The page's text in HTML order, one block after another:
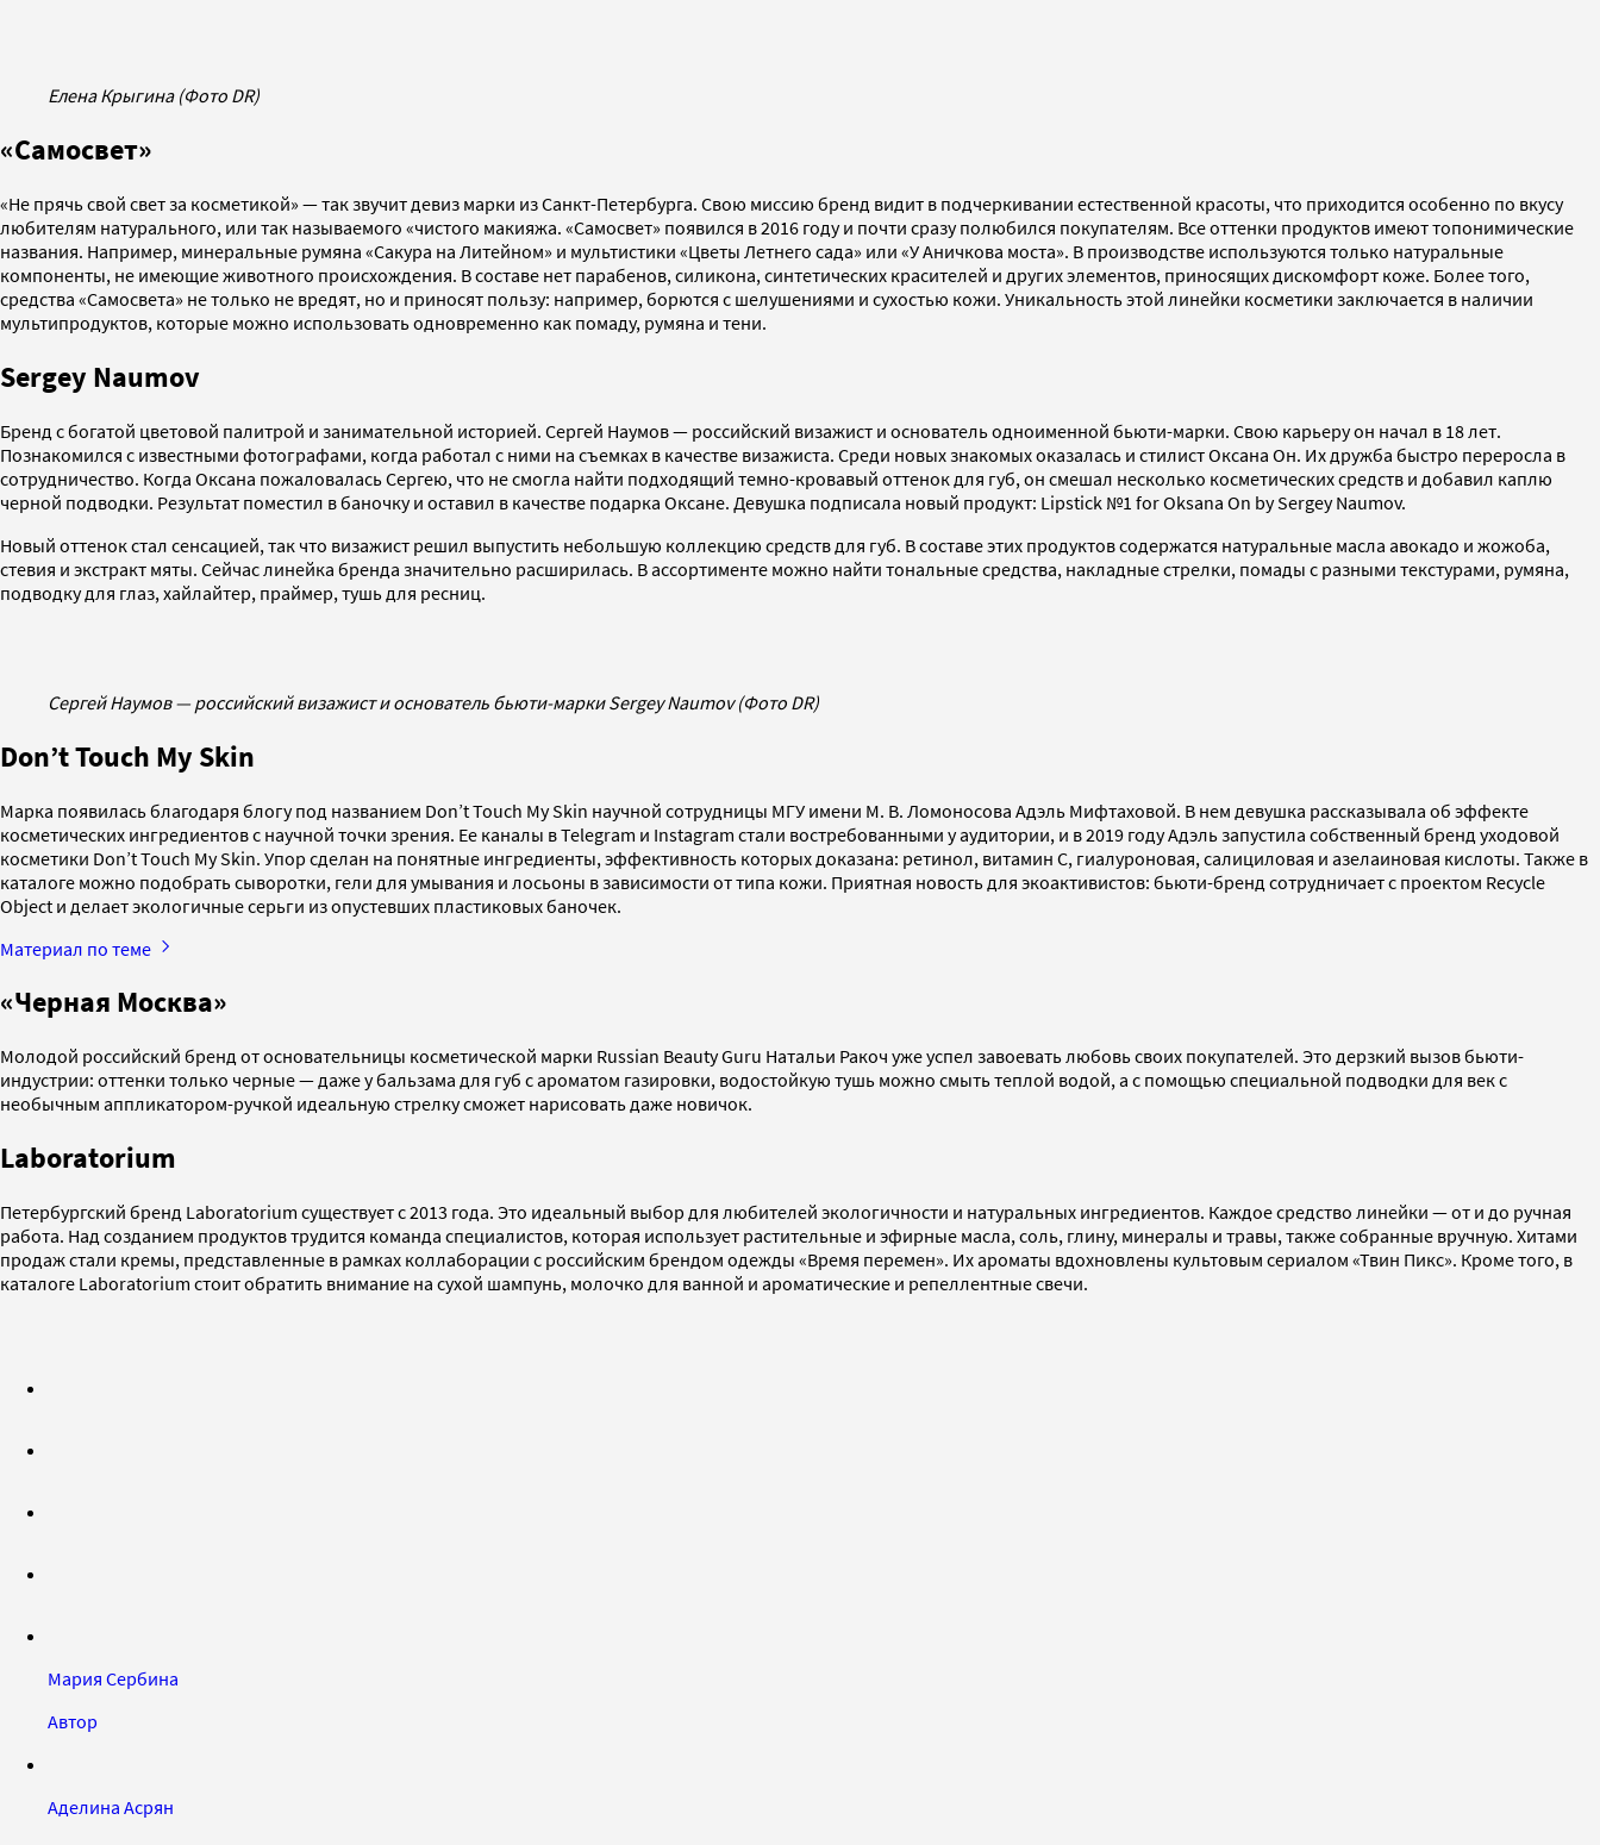
Елена Крыгина (Фото DR)
«Самосвет»
«Не прячь свой свет за косметикой» — так звучит девиз марки из Санкт-Петербурга. Свою миссию бренд видит в подчеркивании естественной красоты, что приходится особенно по вкусу
любителям натурального, или так называемого «чистого макияжа. «Самосвет» появился в 2016 году и почти сразу полюбился покупателям. Все оттенки продуктов имеют топонимические
названия. Например, минеральные румяна «Сакура на Литейном» и мультистики «Цветы Летнего сада» или «У Аничкова моста». В производстве используются только натуральные
компоненты, не имеющие животного происхождения. В составе нет парабенов, силикона, синтетических красителей и других элементов, приносящих дискомфорт коже. Более того,
средства «Самосвета» не только не вредят, но и приносят пользу: например, борются с шелушениями и сухостью кожи. Уникальность этой линейки косметики заключается в наличии
мультипродуктов, которые можно использовать одновременно как помаду, румяна и тени.
Sergey Naumov
Бренд с богатой цветовой палитрой и занимательной историей. Сергей Наумов — российский визажист и основатель одноименной бьюти-марки. Свою карьеру он начал в 18 лет.
Познакомился с известными фотографами, когда работал с ними на съемках в качестве визажиста. Среди новых знакомых оказалась и стилист Оксана Он. Их дружба быстро переросла в
сотрудничество. Когда Оксана пожаловалась Сергею, что не смогла найти подходящий темно-кровавый оттенок для губ, он смешал несколько косметических средств и добавил каплю
черной подводки. Результат поместил в баночку и оставил в качестве подарка Оксане. Девушка подписала новый продукт: Lipstick №1 for Oksana On by Sergey Naumov.
Новый оттенок стал сенсацией, так что визажист решил выпустить небольшую коллекцию средств для губ. В составе этих продуктов содержатся натуральные масла авокадо и жожоба,
стевия и экстракт мяты. Сейчас линейка бренда значительно расширилась. В ассортименте можно найти тональные средства, накладные стрелки, помады с разными текстурами, румяна,
подводку для глаз, хайлайтер, праймер, тушь для ресниц.
Сергей Наумов — российский визажист и основатель бьюти-марки Sergey Naumov (Фото DR)
Don’t Touch My Skin
Марка появилась благодаря блогу под названием Don’t Touch My Skin научной сотрудницы МГУ имени М. В. Ломоносова Адэль Мифтаховой. В нем девушка рассказывала об эффекте
косметических ингредиентов с научной точки зрения. Ее каналы в Telegram и Instagram стали востребованными у аудитории, и в 2019 году Адэль запустила собственный бренд уходовой
косметики Don’t Touch My Skin. Упор сделан на понятные ингредиенты, эффективность которых доказана: ретинол, витамин С, гиалуроновая, салициловая и азелаиновая кислоты. Также в
каталоге можно подобрать сыворотки, гели для умывания и лосьоны в зависимости от типа кожи. Приятная новость для экоактивистов: бьюти-бренд сотрудничает с проектом Recycle
Object и делает экологичные серьги из опустевших пластиковых баночек.
Материал по теме
«Черная Москва»
Молодой российский бренд от основательницы косметической марки Russian Beauty Guru Натальи Ракоч уже успел завоевать любовь своих покупателей. Это дерзкий вызов бьюти-
индустрии: оттенки только черные — даже у бальзама для губ с ароматом газировки, водостойкую тушь можно смыть теплой водой, а с помощью специальной подводки для век с
необычным аппликатором-ручкой идеальную стрелку сможет нарисовать даже новичок.
Laboratorium
Петербургский бренд Laboratorium существует с 2013 года. Это идеальный выбор для любителей экологичности и натуральных ингредиентов. Каждое средство линейки — от и до ручная
работа. Над созданием продуктов трудится команда специалистов, которая использует растительные и эфирные масла, соль, глину, минералы и травы, также собранные вручную. Хитами
продаж стали кремы, представленные в рамках коллаборации с российским брендом одежды «Время перемен». Их ароматы вдохновлены культовым сериалом «Твин Пикс». Кроме того, в
каталоге Laboratorium стоит обратить внимание на сухой шампунь, молочко для ванной и ароматические и репеллентные свечи.
Мария Сербина
Автор
Аделина Асрян